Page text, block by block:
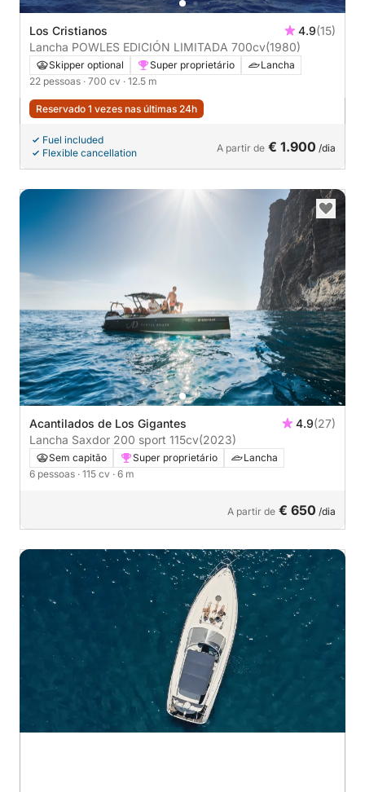
Los Cristianos 4.9(15)
Lancha POWLES EDICIÓN LIMITADA 700cv(1980)
Skipper optional Super proprietário
Lancha
22 pessoas · 700 cv · 12.5 m
Reservado 1 vezes nas últimas 24h
Fuel included
Flexible cancellation
A partir de € 1.900 /dia
Acantilados de Los Gigantes 4.9(27)
Lancha Saxdor 200 sport 115cv(2023)
Sem capitão Super proprietário
Lancha
6 pessoas · 115 cv · 6 m
A partir de € 650 /dia